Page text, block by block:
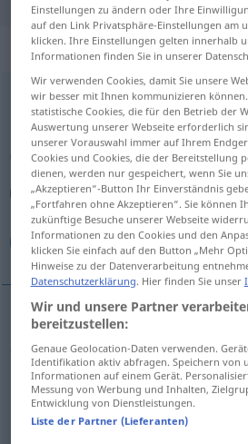
„meiste“: Adjektiv
meisteadj
Übersicht aller Übersetzungen
(Für mehr Details die Übersetzung
أكثرهم... معظم الوقت...
أكثر ما يعجبني...
Beispiele
die meisten PL
Einstellungen zu ändern oder Ihre
auf den Link Privatsphäre-Einstellungen am
klicken. Ihre Einstellungen gelten innerhalb
Informationen finden Sie in unserer
Wir verwenden Cookies, damit Sie unsere
wir besser mit Ihnen kommunizieren
statistische Cookies, die für den Betrieb der
Auswertung unserer Webseite erforderlich
unserer Vorauswahl immer auf Ihrem
Cookies und Cookies, die der Bereitstellung
dienen, werden nur gespeichert, wenn Sie
„Akzeptieren“-Button Ihr Einverständnis
„Fortfahren ohne Akzeptieren“. Sie können
zukünftige Besuche unserer Webseite
Informationen zu den Cookies und den
klicken Sie einfach auf den Button „Mehr
Hinweise zu der Datenverarbeitung
Datenschutzerklärung. Hier finden Sie unser
Wir und unsere Partner
bereitzustellen:
Genaue Geolocation-Daten verwenden.
Identifikation aktiv abfragen. Speichern von
Informationen auf einem Gerät.
Messung von Werbung und Inhalten,
Entwicklung von Dienstleistungen.
Liste der Partner (Lieferanten)